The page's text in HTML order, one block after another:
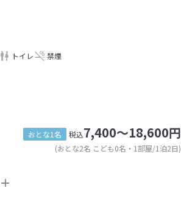
トイレ 禁煙
おとな1名 税込7,400～18,600円
(おとな2名 こども0名・1部屋/1泊2日)